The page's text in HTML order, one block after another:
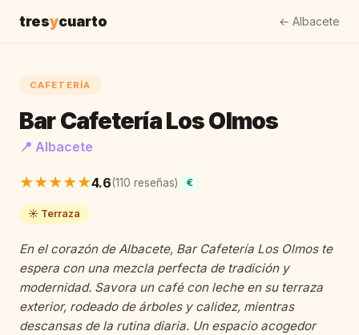
tresycuarto ← Albacete
CAFETERÍA
Bar Cafetería Los Olmos
📍 Albacete
★★★★★4.6(110 reseñas) €
☀️ Terraza
En el corazón de Albacete, Bar Cafetería Los Olmos te
espera con una mezcla perfecta de tradición y
modernidad. Savora un café con leche en su terraza
exterior, rodeado de árboles y calidez, mientras
descansas de la rutina diaria. Un espacio acogedor